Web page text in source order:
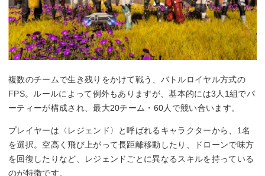
複数のチームで生き残りをかけて戦う、バトルロイヤル方式の
FPS。ルールによって例外もありますが、基本的には3人1組でパ
ーティーが構成され、最大20チーム・60人で競い合います。
プレイヤーは〈レジェンド〉と呼ばれるキャラクターから、1名
を選択。空高く飛び上がって長距離移動したり、ドローンで味方
を回復したりなど、レジェンドごとに異なるスキルを持っている
のが特徴です。